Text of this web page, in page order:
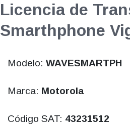
Licencia de
Smarthphone
Modelo: WAVESMARTPH
Marca: Motorola
Código SAT: 43231512